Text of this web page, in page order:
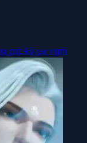
cực kỳ uy nghi